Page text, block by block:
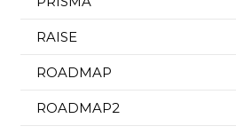
RAISE
ROADMAP
ROADMAP2